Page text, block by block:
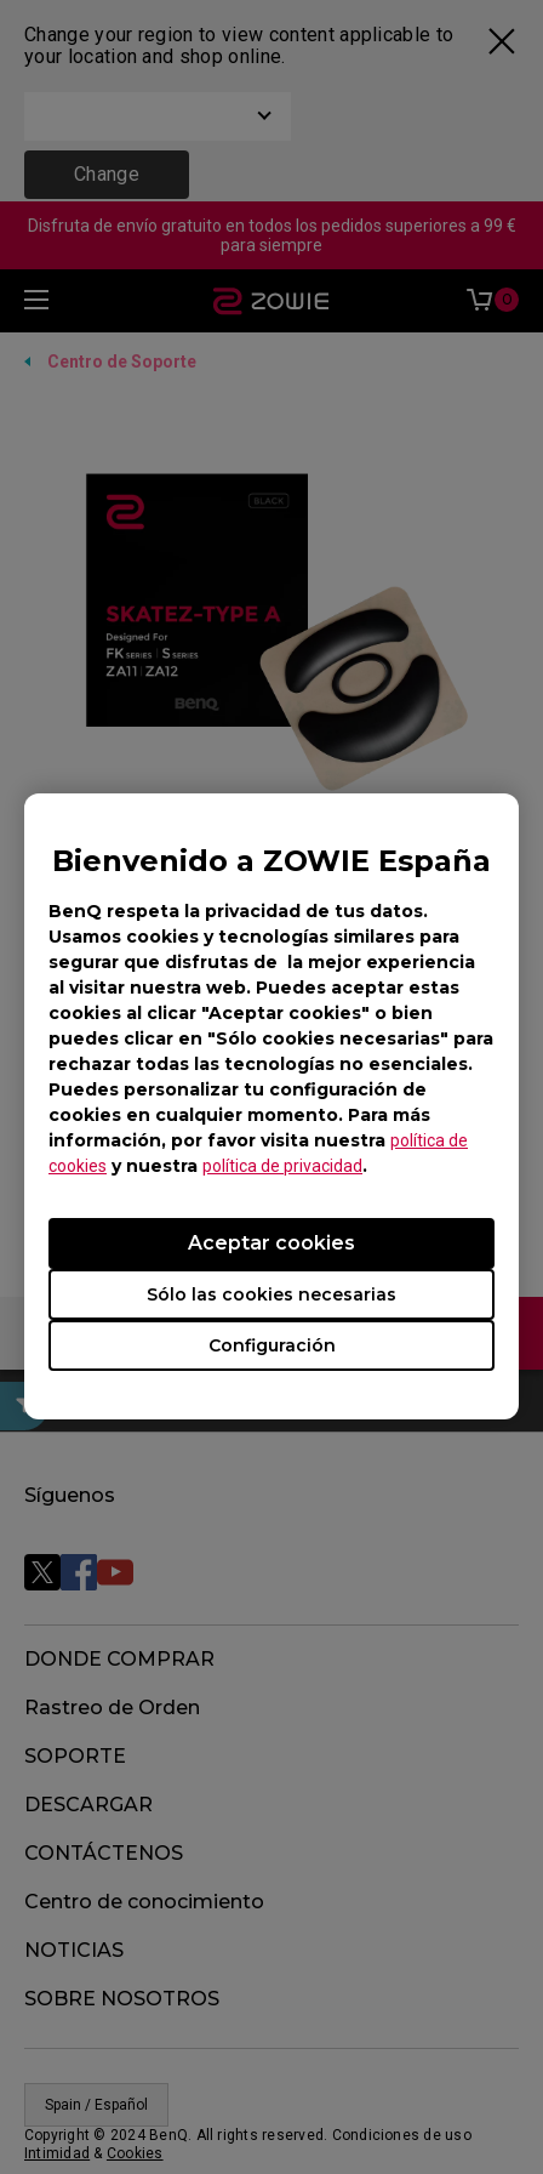
Change your region to view content applicable to
your location and shop online.
Change
Bienvenido a ZOWIE España
BenQ respeta la privacidad de tus datos.
Usamos cookies y tecnologías similares para
segurar que disfrutas de la mejor experiencia
al visitar nuestra web. Puedes aceptar estas
cookies al clicar "Aceptar cookies" o bien
puedes clicar en "Sólo cookies necesarias" para
rechazar todas las tecnologías no esenciales.
Puedes personalizar tu configuración de
cookies en cualquier momento. Para más
información, por favor visita nuestra política de
cookies y nuestra política de privacidad.
Configuración
Sólo las cookies necesarias
Aceptar cookies
Disfruta de envío gratuito en todos los pedidos superiores a 99 €
para siempre
0
Centro de Soporte
ZOWIE Skatez-
Patas/Skatez para
ratón Tipo A negro
para eSports
Síguenos
DONDE COMPRAR
Rastreo de Orden
SOPORTE
DESCARGAR
CONTÁCTENOS
Centro de conocimiento
NOTICIAS
SOBRE NOSOTROS
Spain / Español
Copyright © 2024 BenQ. All rights reserved. Condiciones de uso
Intimidad & Cookies